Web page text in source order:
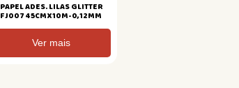
PAPEL ADES. LILAS GLITTER
FJ007 45CMX10M-0,12MM
Ver mais